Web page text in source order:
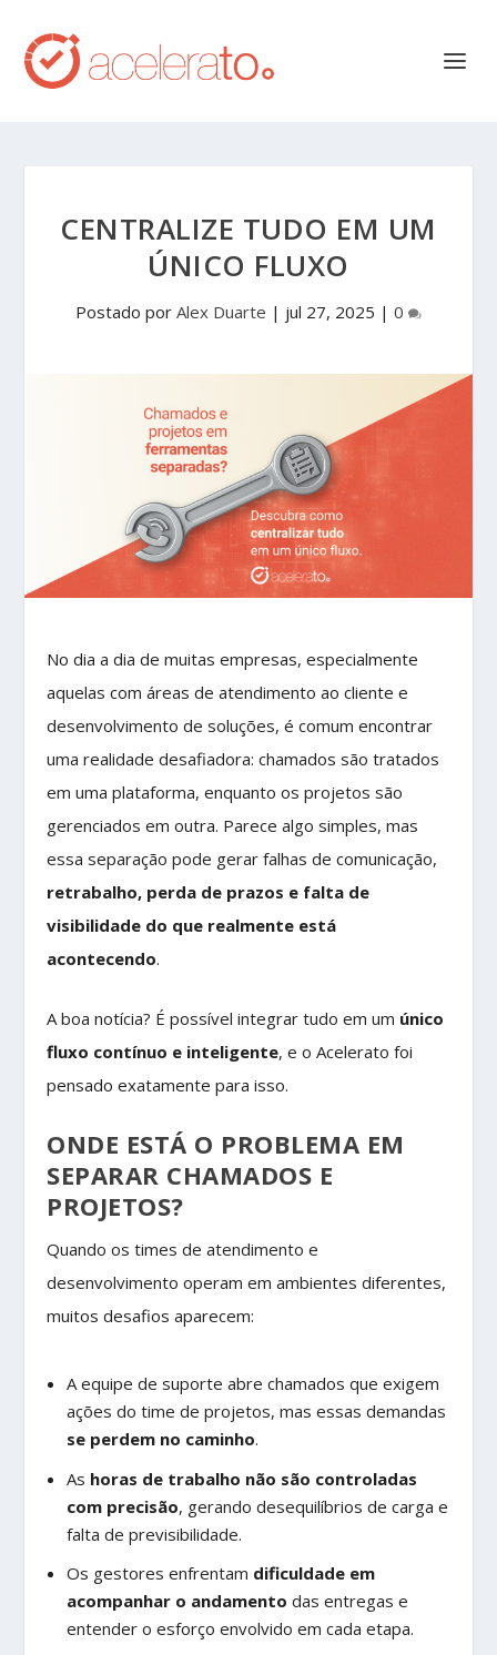
CENTRALIZE TUDO EM UM
ÚNICO FLUXO
Postado por Alex Duarte | jul 27, 2025 | 0
No dia a dia de muitas empresas, especialmente
aquelas com áreas de atendimento ao cliente e
desenvolvimento de soluções, é comum encontrar
uma realidade desafiadora: chamados são tratados
em uma plataforma, enquanto os projetos são
gerenciados em outra. Parece algo simples, mas
essa separação pode gerar falhas de comunicação,
retrabalho, perda de prazos e falta de
visibilidade do que realmente está
acontecendo.
A boa notícia? É possível integrar tudo em um único
fluxo contínuo e inteligente, e o Acelerato foi
pensado exatamente para isso.
ONDE ESTÁ O PROBLEMA EM
SEPARAR CHAMADOS E
PROJETOS?
Quando os times de atendimento e
desenvolvimento operam em ambientes diferentes,
muitos desafios aparecem:
A equipe de suporte abre chamados que exigem
ações do time de projetos, mas essas demandas
se perdem no caminho.
As horas de trabalho não são controladas
com precisão, gerando desequilíbrios de carga e
falta de previsibilidade.
Os gestores enfrentam dificuldade em
acompanhar o andamento das entregas e
entender o esforço envolvido em cada etapa.